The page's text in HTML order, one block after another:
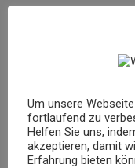
Um unsere
fortlaufend zu
Helfen Sie uns,
akzeptieren, damit
Erfahrung bieten